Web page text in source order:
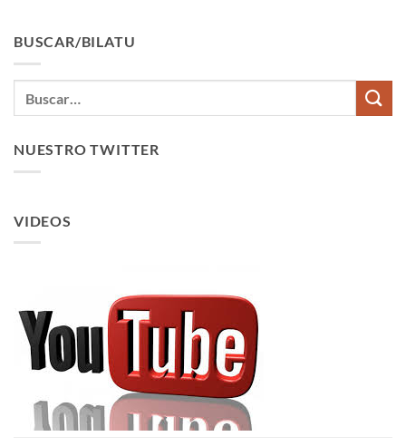
BUSCAR/BILATU
NUESTRO TWITTER
VIDEOS